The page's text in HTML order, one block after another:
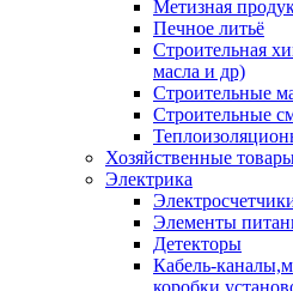
Метизная
Печное литьё
Строительная
масла и др)
Строительные
Строительные
Хозяйственные
Электрика
Элементы
Детекторы
Кабель-
коробки